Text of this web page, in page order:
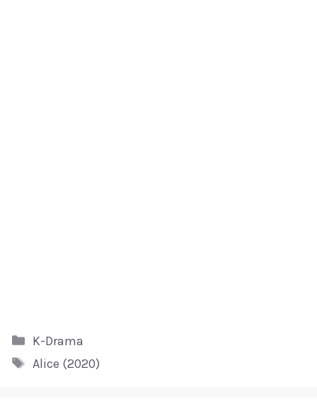
Kategori
K-Drama
Tag
Alice (2020)